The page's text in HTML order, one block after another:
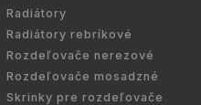
Radiátory
Radiátory rebríkové
Rozdeľovače nerezové
Rozdeľovače mosadzné
Skrinky pre rozdeľovače